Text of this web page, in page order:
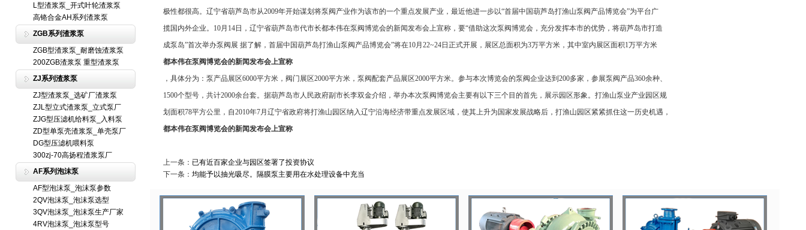
L型渣浆泵_开式叶轮渣浆泵
高铬合金AH系列渣浆泵
ZGB系列渣浆泵
ZGB型渣浆泵_耐磨蚀渣浆泵
200ZGB渣浆泵 重型渣浆泵
ZJ系列渣浆泵
ZJ型渣浆泵_选矿厂渣浆泵
ZJL型立式渣浆泵_立式泵厂
ZJG型压滤机给料泵_入料泵
ZD型单泵壳渣浆泵_单壳泵厂
DG型压滤机喂料泵
300zj-70高扬程渣浆泵厂
AF系列泡沫泵
AF型泡沫泵_泡沫泵参数
2QV泡沫泵_泡沫泵选型
3QV泡沫泵_泡沫泵生产厂家
4RV泡沫泵_泡沫泵型号
极性都很高。辽宁省葫芦岛市从2009年开始谋划将泵阀产业作为该市的一个重点发展产业，最近他进一步以“首届中国葫芦岛打渔山泵阀产品博览会”为平台广
揽国内外企业。10月14日，辽宁省葫芦岛市代市长都本伟在泵阀博览会的新闻发布会上宣称，要“借助这次泵阀博览会，充分发挥本市的优势，将葫芦岛市打造
成泵岛”首次举办泵阀展 据了解，首届中国葫芦岛打渔山泵阀产品博览会”将在10月22~24日正式开展，展区总面积为3万平方米，其中室内展区面积1万平方米
都本伟在泵阀博览会的新闻发布会上宣称
，具体分为：泵产品展区6000平方米，阀门展区2000平方米，泵阀配套产品展区2000平方米。参与本次博览会的泵阀企业达到200多家，参展泵阀产品360余种、
1500个型号，共计2000余台套。据葫芦岛市人民政府副市长李双金介绍，举办本次泵阀博览会主要有以下三个目的首先，展示园区形象。打渔山泵业产业园区规
划面积78平方公里，自2010年7月辽宁省政府将打渔山园区纳入辽宁沿海经济带重点发展区域，使其上升为国家发展战略后，打渔山园区紧紧抓住这一历史机遇，
都本伟在泵阀博览会的新闻发布会上宣称
上一条： 已有近百家企业与园区签署了投资协议
下一条： 均能予以抽光吸尽。隔膜泵主要用在水处理设备中充当